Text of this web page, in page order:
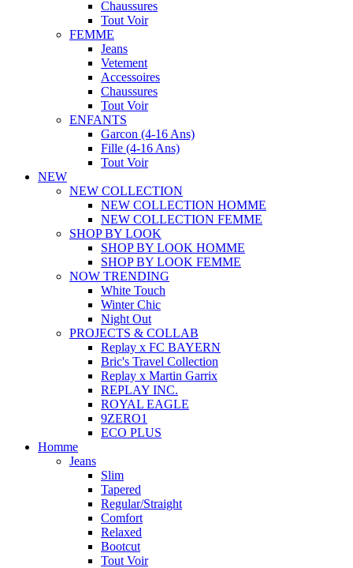
Chaussures
Tout Voir
FEMME
Jeans
Vetement
Accessoires
Chaussures
Tout Voir
ENFANTS
Garcon (4-16 Ans)
Fille (4-16 Ans)
Tout Voir
NEW
NEW COLLECTION
NEW COLLECTION HOMME
NEW COLLECTION FEMME
SHOP BY LOOK
SHOP BY LOOK HOMME
SHOP BY LOOK FEMME
NOW TRENDING
White Touch
Winter Chic
Night Out
PROJECTS & COLLAB
Replay x FC BAYERN
Bric's Travel Collection
Replay x Martin Garrix
REPLAY INC.
ROYAL EAGLE
9ZERO1
ECO PLUS
Homme
Jeans
Slim
Tapered
Regular/Straight
Comfort
Relaxed
Bootcut
Tout Voir